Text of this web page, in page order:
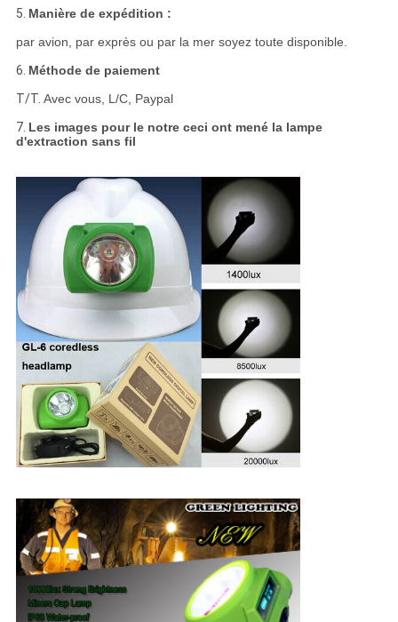
5. Manière de expédition :
par avion, par exprès ou par la mer soyez toute disponible.
6. Méthode de paiement
T/T. Avec vous, L/C, Paypal
7. Les images pour le notre ceci ont mené la lampe
d'extraction sans fil